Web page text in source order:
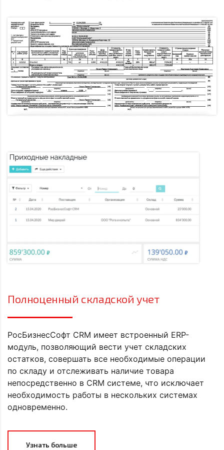
Полноценный складской учет
РосБизнесСофт CRM имеет встроенный ERP-
модуль, позволяющий вести учет складских
остатков, совершать все необходимые операции
по складу и отслеживать наличие товара
непосредственно в CRM системе, что исключает
необходимость работы в нескольких системах
одновременно.
Узнать больше